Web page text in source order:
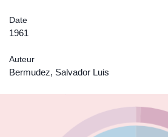
Date
1961
Auteur
Bermudez, Salvador Luis